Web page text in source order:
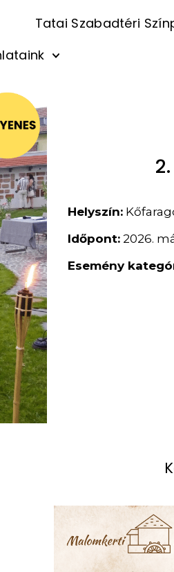
Tatai Szabadtéri
Helyszín:
Időpont: 2026.
Esemény